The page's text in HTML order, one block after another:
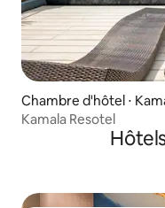
Chambre d'hôtel ⋅
Kamala Resotel